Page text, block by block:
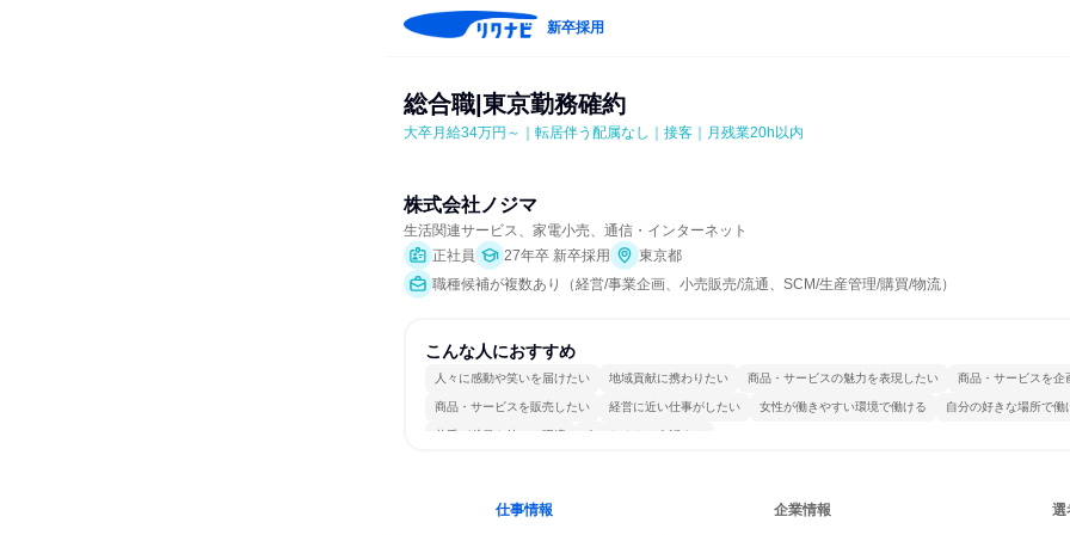
新卒採用
総合職|東京勤務確約
大卒月給34万円～｜転居伴う配属なし｜接客｜月残業20h以内
株式会社ノジマ
生活関連サービス、家電小売、通信・インターネット
正社員
27年卒 新卒採用
東京都
職種候補が複数あり（経営/事業企画、小売販売/流通、SCM/生産管理/購買/物流）
こんな人におすすめ
人々に感動や笑いを届けたい 地域貢献に携わりたい 商品・サービスの魅力を表現したい 商品・サービスを企
商品・サービスを販売したい 経営に近い仕事がしたい 女性が働きやすい環境で働ける 自分の好きな場所で働
若手が裁量を持てる環境 人とたくさん会話する
仕事情報 企業情報 選